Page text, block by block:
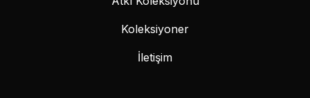
Koleksiyoner
İletişim